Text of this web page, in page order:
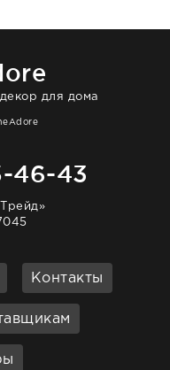
для дома
46-43
Контакты